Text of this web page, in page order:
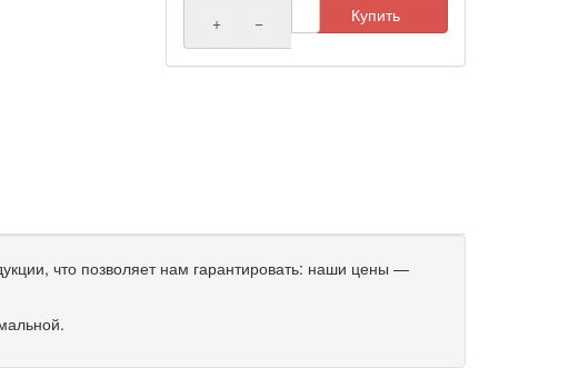
+ − Купить
что позволяет нам гарантировать: наши цены —